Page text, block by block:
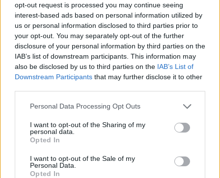
opt-out request is processed you may continue seeing
interest-based ads based on personal information utilized by
us or personal information disclosed to third parties prior to
your opt-out. You may separately opt-out of the further
disclosure of your personal information by third parties on the
IAB’s list of downstream participants. This information may
also be disclosed by us to third parties on the IAB’s List of
Downstream Participants that may further disclose it to other
Please note that this website/app uses one or more Google
not limited to your visit or usage behaviour. You may click to
grant or deny consent to Google and its third-party tags to
use your data for below specified purposes in below Google
consent section.
Personal Data Processing Opt Outs
I want to opt-out of the Sharing of my
personal data.
Opted In
I want to opt-out of the Sale of my
Personal Data.
Opted In